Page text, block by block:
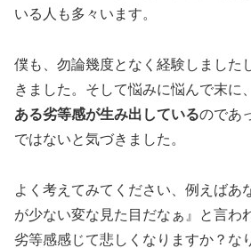
いる人も多々います。
僕も、勿論幾度となく経験しました
きました。そして悩みに悩んで末に、
ある劣等感が生み出しているのであ
ではないと気づきました。
よく考えてみてください、例えばあ
が少ない変な見た目だなぁ』と言わ
劣等感感じて悲しくなりますか？な